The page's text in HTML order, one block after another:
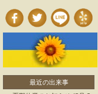
最近の出来事